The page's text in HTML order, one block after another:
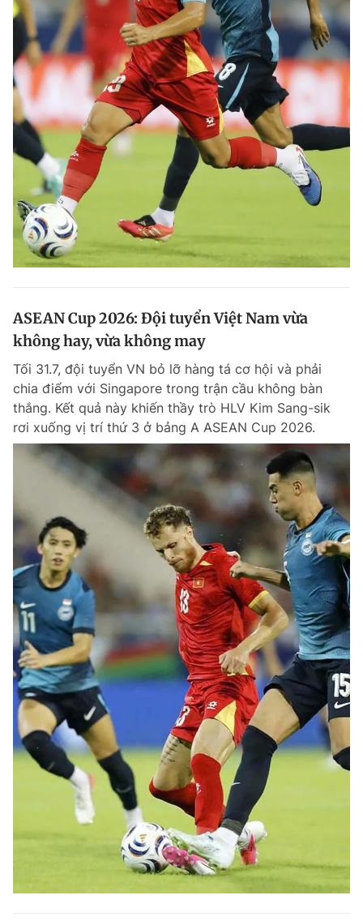
ASEAN Cup 2026: Đội tuyển Việt Nam vừa
không hay, vừa không may
Tối 31.7, đội tuyển VN bỏ lỡ hàng tá cơ hội và phải
chia điểm với Singapore trong trận cầu không bàn
thắng. Kết quả này khiến thầy trò HLV Kim Sang-sik
rơi xuống vị trí thứ 3 ở bảng A ASEAN Cup 2026.